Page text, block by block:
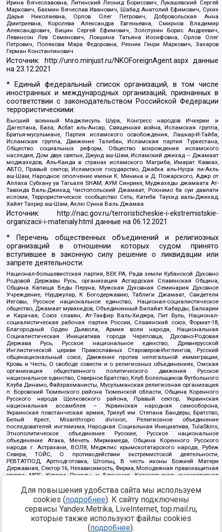
Ирина Вячеславовна, Литинский Леонид Борисович, Лукашевский Сергей
Маркович, Бахмин Вячеслав Иванович, Шабад Анатолий Ефимович, Сухих
Дарья Николаевна, Орлов Олег Петрович, Добровольская Анна
Дмитриевна, Королева Александра Евгеньевна, Смирнов Владимир
Александрович, Вицин Сергей Ефимович, Золотухин Борис Андреевич,
Левинсон Лев Семенович, Локшина Татьяна Иосифовна, Орлов Олег
Петрович, Полякова Мара Федоровна, Резник Генри Маркович, Захаров
Герман Константинович
Источник: http://unro.minjust.ru/NKOForeignAgent.aspxданные
на23.12.2021
* Единый федеральный список организаций, в том числе
иностранных и международных организаций, признанных в
соответствии с законодательством Российской Федерации
террористическими:
Высший военный Маджлисуль Шура, Конгресс народов Ичкерии и
Дагестана, База, Асбат аль-Ансар, Священная война, Исламская группа,
Братья-мусульмане, Партия исламского освобождения, Лашкар-И-Тайба,
Исламская группа, Движение Талибан, Исламская партия Туркестана,
Общество социальных реформ, Общество возрождения исламского
наследия, Дом двух святых, Джунд аш-Шам, Исламский джихад – Джамаат
моджахедов, Аль-Каида в странах исламского Магриба, Имарат Кавказ,
АБТО, Правый сектор, Исламское государство, Джабха аль-Нусра ли-Ахль
аш-Шам, Народное ополчение имени К. Минина и Д. Пожарского, Аджр от
Аллаха Субхану уа Тагьаля SHAM, АУМ Синрике, Муджахеды джамаата Ат-
Тавхида Валь-Джихад, Чистопольский Джамаат, Рохнамо ба суи давлати
исломи, Террористическое сообщество Сеть, Катиба Таухид валь-Джихад,
Хайят Тахрир аш-Шам, Ахлю Сунна Валь Джамаа
Источник: http://nac.gov.ru/terroristicheskie-i-ekstremistskie-
organizacii-i-materialy.html данные на06.12.2021
* Перечень общественных объединений и религиозных
организаций в отношении которых судом принято
вступившее в законную силу решение о ликвидации или
запрете деятельности:
Национал-большевистская партия, ВЕК РА, Рада земли Кубанской Духовно
Родовой Державы Русь, организация Асгардская Славянская Община,
Община Капища Веды Перуна, Мужская Духовная Семинария Духовное
Учреждение, Нурджулар, К Богодержавию, Таблиги Джамаат, Свидетели
Иеговы, Русское национальное единство, Национал-социалистическое
общество, Джамаат мувахидов, Объединенный Вилайат Кабарды, Балкарии
и Карачая, Союз славян, Ат-Такфир Валь-Хиджра, Пит Буль, Национал-
социалистическая рабочая партия России, Славянский союз, Формат-18,
Благородный Орден Дьявола, Армия воли народа, Национальная
Социалистическая Инициатива города Череповца, Духовно-Родовая
Держава Русь, Русское национальное единство, Древнерусской
Инглистической церкви Православных Староверов-Инглингов, Русский
общенациональный союз, Движение против нелегальной иммиграции,
Кровь и Честь, О свободе совести и о религиозных объединениях, Омская
организация общественного политического движения Русское
национальное единство, Северное Братство, Клуб Болельщиков Футбольного
Клуба Динамо, Файзрахманисты, Мусульманская религиозная организация
п. Боровский Тюменского района Тюменской области, Община Коренного
Русского народа Щелковского района, Правый сектор, Украинская
национальная ассамблея – Украинская народная самооборона,
Украинская повстанческая армия, Тризуб им. Степана Бандеры, Братство,
Белый Крест, Misanthropic division, Религиозное объединение
последователей инглиизма, Народная Социальная Инициатива, TulaSkins,
Этнополитическое объединение Русские, Русское национальное
объединение Атака, Мечеть Мирмамеда, Община Коренного Русского
народа г. Астрахани, ВОЛЯ, Меджлис крымскотатарского народа, Рубеж
Севера, ТОЙС, О противодействии экстремистской деятельности,
РЕВТАТПОД, Артподготовка, Штольц, В честь иконы Божией Матери
Державная, Сектор 16, Независимость, Фирма, Молодежная правозащитная
группа МПГ, Курсом Правды и Единения, Каракольская инициативная
Благотворительный пансионат Ак Умут, Русская республика Русь,
Арестантское уголовное единство, Башкорт, Нация и свобода, W.H.С., Фалунь
Дафа, Иртыш Ultras, Русский Патриотический клуб-Новокузнецк/РПК,
Сибирский державный союз, Фонд борьбы с коррупцией, Фонд защиты прав
граждан, Штабы Навального, Совет граждан СССР Прикубанского округа г.
Краснодара
Для повышения удобства сайта мы используем
cookies (подробнее). К сайту подключены
сервисы Yandex.Metrika, LiveInternet, top.mail.ru,
которые также используют файлы cookies
(подробнее).